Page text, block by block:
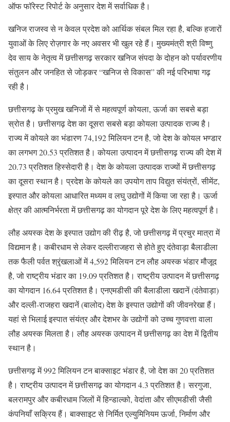
ऑफ फॉरेस्ट रिपोर्ट के अनुसार देश में सर्वाधिक है।
खनिज राजस्व से न केवल प्रदेश को आर्थिक संबल मिल रहा है, बल्कि हजारों
युवाओं के लिए रोज़गार के नए अवसर भी खुल रहे हैं। मुख्यमंत्री श्री विष्णु
देव साय के नेतृत्व में छत्तीसगढ़ सरकार खनिज संपदा के दोहन को पर्यावरणीय
संतुलन और जनहित से जोड़कर “खनिज से विकास” की नई परिभाषा गढ़
रही है।
छत्तीसगढ़ के प्रमुख खनिजों में से महत्वपूर्ण कोयला, ऊर्जा का सबसे बड़ा
स्रोत है। छत्तीसगढ़ देश का दूसरा सबसे बड़ा कोयला उत्पादक राज्य है।
राज्य में कोयले का भंडारण 74,192 मिलियन टन है, जो देश के कोयल भण्डार
का लगभग 20.53 प्रतिशत है। कोयला उत्पादन में छत्तीसगढ़ राज्य की देश में
20.73 प्रतिशत हिस्सेदारी है। देश के कोयला उत्पादक राज्यों में छत्तीसगढ़
का दूसरा स्थान है। प्रदेश के कोयले का उपयोग ताप विद्युत संयंत्रों, सीमेंट,
इस्पात और कोयला आधारित मध्यम व लघु उद्योगों में किया जा रहा है। ऊर्जा
क्षेत्र की आत्मनिर्भरता में छत्तीसगढ़ का योगदान पूरे देश के लिए महत्वपूर्ण है।
लौह अयस्क देश के इस्पात उद्योग की रीढ़ है, जो छत्तीसगढ़ में प्रचुर मात्रा में
विद्यमान है। कबीरधाम से लेकर दल्लीराजहरा से होते हुए दंतेवाड़ा बैलाडीला
तक फैली पर्वत श्रृंखलाओं में 4,592 मिलियन टन लौह अयस्क भंडार मौजूद
है, जो राष्ट्रीय भंडार का 19.09 प्रतिशत है। राष्ट्रीय उत्पादन में छत्तीसगढ़
का योगदान 16.64 प्रतिशत है। एनएमडीसी की बैलाडीला खदानें (दंतेवाड़ा)
और दल्ली-राजहरा खदानें (बालोद) देश के इस्पात उद्योगों की जीवनरेखा हैं।
यहां से भिलाई इस्पात संयंत्र और देशभर के उद्योगों को उच्च गुणवत्ता वाला
लौह अयस्क मिलता है। लौह अयस्क उत्पादन में छत्तीसगढ़ का देश में द्वितीय
स्थान है।
छत्तीसगढ़ में 992 मिलियन टन बाक्साइट भंडार है, जो देश का 20 प्रतिशत
है। राष्ट्रीय उत्पादन में छत्तीसगढ़ का योगदान 4.3 प्रतिशत है। सरगुजा,
बलरामपुर और कबीरधाम जिलों में हिन्डाल्को, वेदांता और सीएमडीसी जैसी
कंपनियाँ सक्रिय हैं। बाक्साइट से निर्मित एल्युमिनियम ऊर्जा, निर्माण और